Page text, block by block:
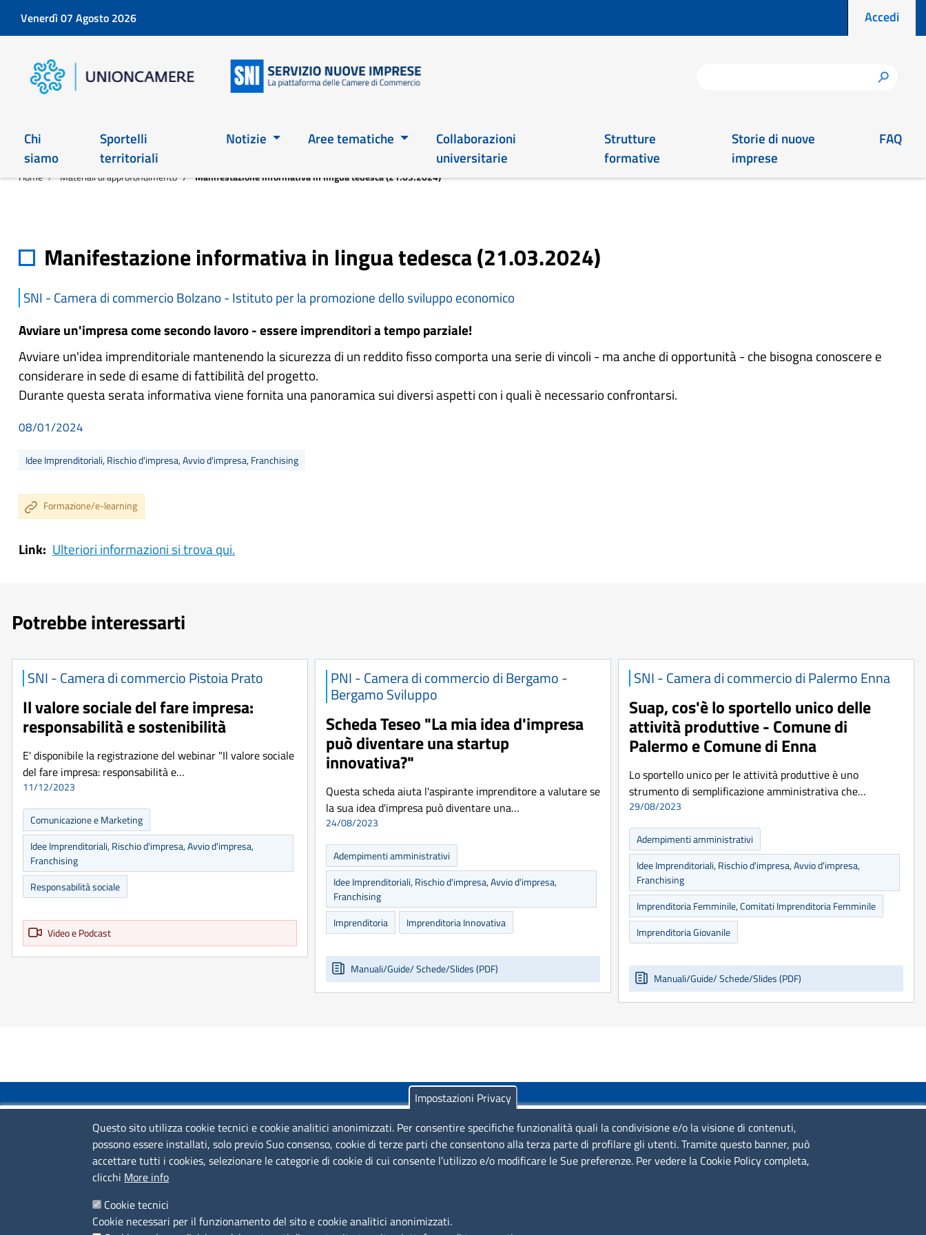
Venerdì 07 Agosto 2026 Menu
Accedi
h
Main 2026
Chi
siamo
Sportelli
territoriali
Notizie Aree tematiche
Collaborazioni
universitarie
Strutture
formative
Storie di nuove
imprese
FAQ
Home Materiali di approfondimento Manifestazione informativa in lingua tedesca (21.03.2024)
Manifestazione informativa in lingua tedesca (21.03.2024)
SNI - Camera di commercio Bolzano - Istituto per la promozione dello sviluppo economico
Avviare un'impresa come secondo lavoro - essere imprenditori a tempo parziale!
Avviare un'idea imprenditoriale mantenendo la sicurezza di un reddito fisso comporta una serie di vincoli - ma anche di opportunità - che bisogna conoscere e
considerare in sede di esame di fattibilità del progetto.
Durante questa serata informativa viene fornita una panoramica sui diversi aspetti con i quali è necessario confrontarsi.
08/01/2024
Idee Imprenditoriali, Rischio d'impresa, Avvio d'impresa, Franchising
Formazione/e-learning
Link Ulteriori informazioni si trova qui.
Potrebbe interessarti
SNI - Camera di commercio Pistoia Prato
Il valore sociale del fare impresa:
responsabilità e sostenibilità
E' disponibile la registrazione del webinar "Il valore sociale
del fare impresa: responsabilità e…
11/12/2023
Video e Podcast
Comunicazione e Marketing
Idee Imprenditoriali, Rischio d'impresa, Avvio d'impresa,
Franchising
Responsabilità sociale
PNI - Camera di commercio di Bergamo -
Bergamo Sviluppo
Scheda Teseo "La mia idea d'impresa
può diventare una startup
innovativa?"
Questa scheda aiuta l'aspirante imprenditore a valutare se
la sua idea d'impresa può diventare una…
24/08/2023
Manuali/Guide/ Schede/Slides (PDF)
Adempimenti amministrativi
Idee Imprenditoriali, Rischio d'impresa, Avvio d'impresa,
Franchising
Imprenditoria
Imprenditoria Innovativa
SNI - Camera di commercio di Palermo Enna
Suap, cos'è lo sportello unico delle
attività produttive - Comune di
Palermo e Comune di Enna
Lo sportello unico per le attività produttive è uno
strumento di semplificazione amministrativa che…
29/08/2023
Manuali/Guide/ Schede/Slides (PDF)
Adempimenti amministrativi
Idee Imprenditoriali, Rischio d'impresa, Avvio d'impresa,
Franchising
Imprenditoria Femminile, Comitati Imprenditoria Femminile
Imprenditoria Giovanile
COLLEGAMENTI VELOCI
Colloqui di primo orientamento
Colloqui specialistici
Piazza Sallustio, 21 - 00187 Roma
SERVIZIO REALIZZATO DA
Impostazioni Privacy
Questo sito utilizza cookie tecnici e cookie analitici anonimizzati. Per consentire specifiche funzionalità quali la condivisione e/o la visione di contenuti,
possono essere installati, solo previo Suo consenso, cookie di terze parti che consentono alla terza parte di profilare gli utenti. Tramite questo banner, può
accettare tutti i cookies, selezionare le categorie di cookie di cui consente l’utilizzo e/o modificare le Sue preferenze. Per vedere la Cookie Policy completa,
clicchi More info
Cookie tecnici
Cookie necessari per il funzionamento del sito e cookie analitici anonimizzati.